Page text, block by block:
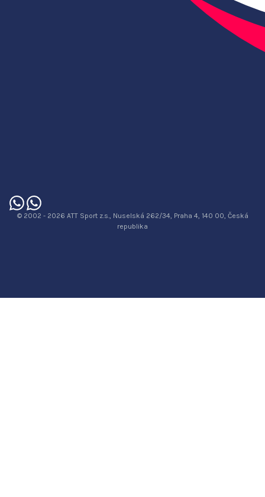
© 2002 - 2026 ATT Sport z.s., Nuselská 262/34, Praha 4, 140 00, Česká
republika